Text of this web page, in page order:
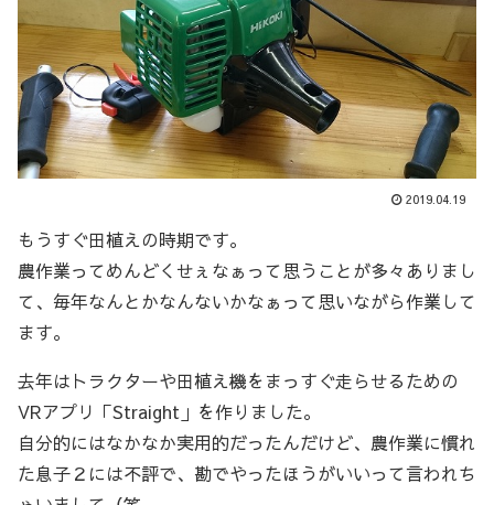
2019.04.19
もうすぐ田植えの時期です。
農作業ってめんどくせぇなぁって思うことが多々ありまし
て、毎年なんとかなんないかなぁって思いながら作業して
ます。
去年はトラクターや田植え機をまっすぐ走らせるための
VRアプリ「Straight」を作りました。
自分的にはなかなか実用的だったんだけど、農作業に慣れ
た息子２には不評で、勘でやったほうがいいって言われち